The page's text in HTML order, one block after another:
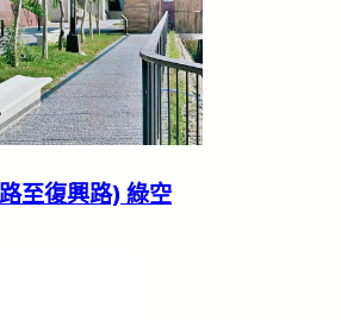
至復興路) 綠空